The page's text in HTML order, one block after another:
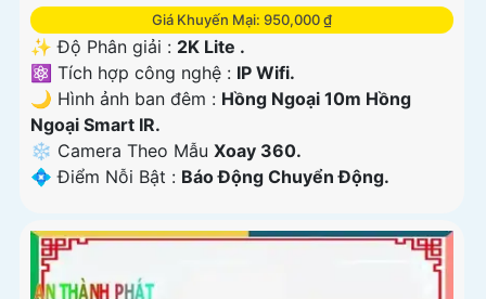
Giá Khuyến Mại: 950,000 ₫
✨ Độ Phân giải : 2K Lite .
⚛️ Tích hợp công nghệ : IP Wifi.
🌙 Hình ảnh ban đêm : Hồng Ngoại 10m Hồng
Ngoại Smart IR.
❄ Camera Theo Mẫu Xoay 360.
️💠 Điểm Nỗi Bật : Báo Động Chuyển Động.